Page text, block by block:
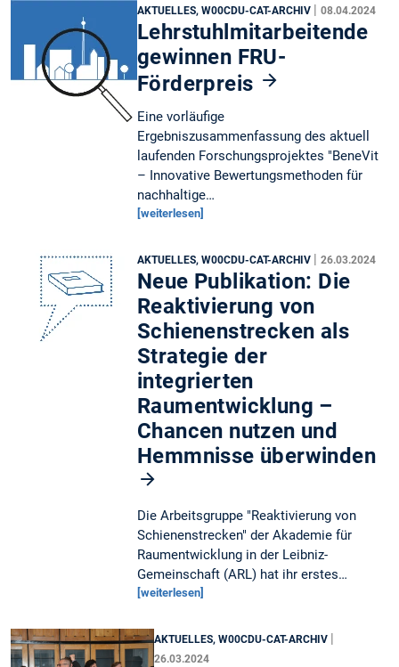
AKTUELLES, W00CDU-CAT-ARCHIV | 08.04.2024
Lehrstuhlmitarbeitende
gewinnen FRU-
Förderpreis
Eine vorläufige
Ergebniszusammenfassung des aktuell
laufenden Forschungsprojektes "BeneVit
– Innovative Bewertungsmethoden für
nachhaltige…
[weiterlesen]
AKTUELLES, W00CDU-CAT-ARCHIV | 26.03.2024
Neue Publikation: Die
Reaktivierung von
Schienenstrecken als
Strategie der
integrierten
Raumentwicklung –
Chancen nutzen und
Hemmnisse überwinden
Die Arbeitsgruppe "Reaktivierung von
Schienenstrecken" der Akademie für
Raumentwicklung in der Leibniz-
Gemeinschaft (ARL) hat ihr erstes…
[weiterlesen]
AKTUELLES, W00CDU-CAT-ARCHIV |
26.03.2024